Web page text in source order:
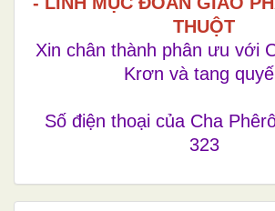
THUỘT
Xin chân thành phân ưu với
Krơn và tang
Số điện thoại của Cha
323